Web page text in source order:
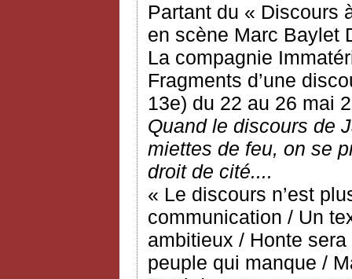
Partant du « Discours
en scène Marc Baylet
La compagnie
Fragments d’une
13e) du 22 au 26 mai
Quand le discours de
miettes de feu, on se
droit de cité....
« Le discours n’est
communication / Un
ambitieux / Honte
peuple qui manque /